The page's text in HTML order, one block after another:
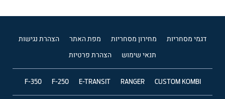
דגמי מסחריות מחירון מסחריות מפת האתר הצהרת נגישות
תנאי שימוש הצהרת פרטיות
CUSTOM KOMBI
RANGER
E-TRANSIT
F-250
F-350